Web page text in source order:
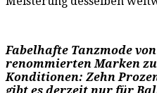
Fabelhafte Tanzmode von
renommierten Marken
Konditionen: Zehn